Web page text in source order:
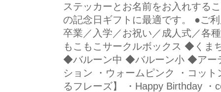
ステッカーとお名前をお入れする
の記念日ギフトに最適です。 ●ご
卒業／入学／お祝い／成人式／各
もこもこサークルボックス ◆くま
◆バルーン中 ◆バルーン小 ◆アー
ション ・ウォームピンク ・コッ
るフレーズ】 ・Happy Birthday